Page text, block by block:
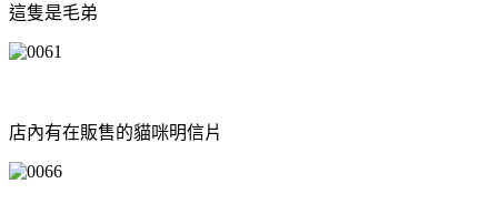
這隻是毛弟
店內有在販售的貓咪明信片